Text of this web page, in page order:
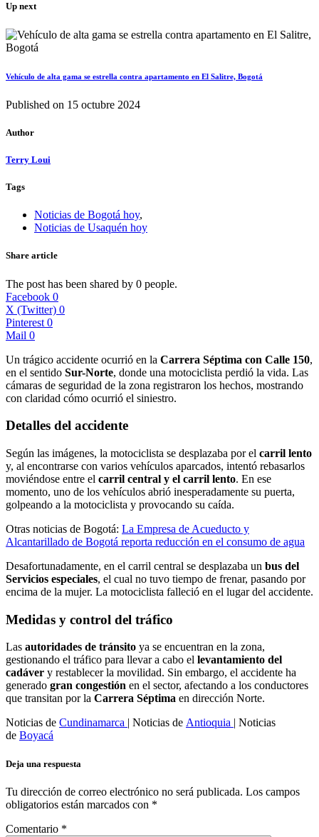
Up next
Vehículo de alta gama se estrella contra apartamento en El Salitre, Bogotá
Published on 15 octubre 2024
Author
Terry Loui
Tags
Noticias de Bogotá hoy,
Noticias de Usaquén hoy
Share article
The post has been shared by 0 people.
Facebook 0
X (Twitter) 0
Pinterest 0
Mail 0
Un trágico accidente ocurrió en la Carrera Séptima con Calle 150,
en el sentido Sur-Norte, donde una motociclista perdió la vida. Las
cámaras de seguridad de la zona registraron los hechos, mostrando
con claridad cómo ocurrió el siniestro.
Detalles del accidente
Según las imágenes, la motociclista se desplazaba por el carril lento
y, al encontrarse con varios vehículos aparcados, intentó rebasarlos
moviéndose entre el carril central y el carril lento. En ese
momento, uno de los vehículos abrió inesperadamente su puerta,
golpeando a la motociclista y provocando su caída.
Otras noticias de Bogotá: La Empresa de Acueducto y
Alcantarillado de Bogotá reporta reducción en el consumo de agua
Desafortunadamente, en el carril central se desplazaba un bus del
Servicios especiales, el cual no tuvo tiempo de frenar, pasando por
encima de la mujer. La motociclista falleció en el lugar del accidente.
Medidas y control del tráfico
Las autoridades de tránsito ya se encuentran en la zona,
gestionando el tráfico para llevar a cabo el levantamiento del
cadáver y restablecer la movilidad. Sin embargo, el accidente ha
generado gran congestión en el sector, afectando a los conductores
que transitan por la Carrera Séptima en dirección Norte.
Noticias de Cundinamarca | Noticias de Antioquia
| Noticias
de Boyacá
Deja una respuesta
Tu dirección de correo electrónico no será publicada. Los campos
obligatorios están marcados con *
Comentario *